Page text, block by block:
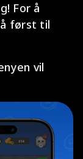
For å
først til
vil